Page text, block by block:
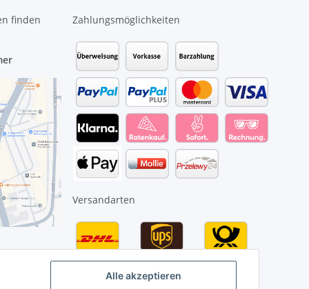
Alle akzeptieren
finden
Zahlungsmöglichkeiten
Versandarten